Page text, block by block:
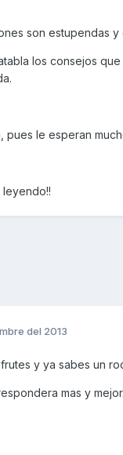
son estupendas
los consejos
pues le esperan
leyendo!!
del 2013
y ya sabes un
mas y